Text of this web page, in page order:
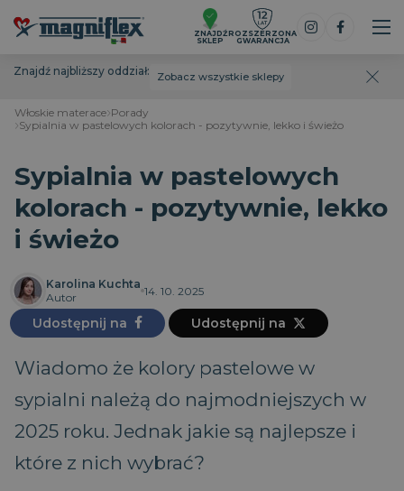
Znajdź najbliższy oddział: Zobacz wszystkie sklepy
ZNAJDŹ
SKLEP
ROZSZERZONA
GWARANCJA
Włoskie materace Porady
Sypialnia w pastelowych kolorach - pozytywnie, lekko i świeżo
Sypialnia w pastelowych
kolorach - pozytywnie, lekko
i świeżo
Karolina Kuchta
Autor
14. 10. 2025
Udostępnij na Udostępnij na
Wiadomo że kolory pastelowe w
sypialni należą do najmodniejszych w
2025 roku. Jednak jakie są najlepsze i
które z nich wybrać?